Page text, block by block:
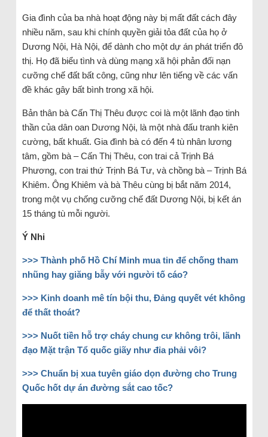
Gia đình của ba nhà hoạt động này bị mất đất cách đây
nhiều năm, sau khi chính quyền giải tỏa đất của họ ở
Dương Nội, Hà Nội, để dành cho một dự án phát triển đô
thị. Họ đã biểu tình và dùng mạng xã hội phản đối nạn
cưỡng chế đất bất công, cũng như lên tiếng về các vấn
đề khác gây bất bình trong xã hội.
Bản thân bà Cấn Thị Thêu được coi là một lãnh đạo tinh
thần của dân oan Dương Nội, là một nhà đấu tranh kiên
cường, bất khuất. Gia đình bà có đến 4 tù nhân lương
tâm, gồm bà – Cấn Thị Thêu, con trai cả Trịnh Bá
Phương, con trai thứ Trịnh Bá Tư, và chồng bà – Trịnh Bá
Khiêm. Ông Khiêm và bà Thêu cùng bị bắt năm 2014,
trong một vụ chống cưỡng chế đất Dương Nội, bị kết án
15 tháng tù mỗi người.
Ý Nhi
>>> Thành phố Hồ Chí Minh mua tin để chống tham
nhũng hay giăng bẫy với người tố cáo?
>>> Kinh doanh mê tín bội thu, Đảng quyết vét không
để thất thoát?
>>> Nuốt tiền hỗ trợ cháy chung cư không trôi, lãnh
đạo Mặt trận Tổ quốc giãy như đỉa phải vôi?
>>> Chuẩn bị xua tuyên giáo dọn đường cho Trung
Quốc hốt dự án đường sắt cao tốc?